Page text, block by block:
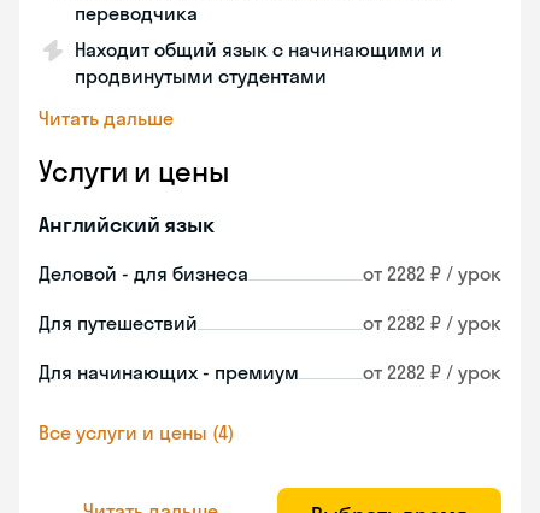
переводчика
Находит общий язык с начинающими и
продвинутыми студентами
Читать дальше
Услуги и цены
Английский язык
Деловой - для бизнеса от 2282 ₽ / урок
Для путешествий от 2282 ₽ / урок
Для начинающих - премиум от 2282 ₽ / урок
Все услуги и цены (4)